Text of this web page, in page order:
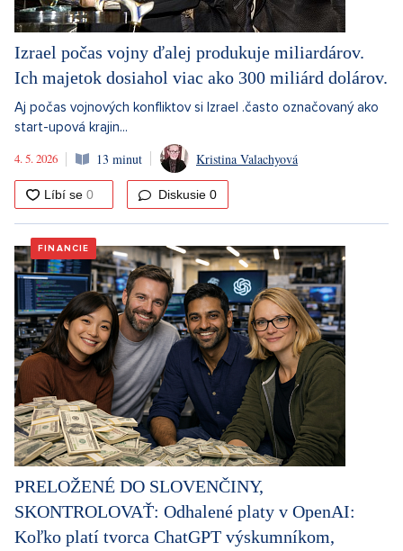
Izrael počas vojny ďalej produkuje miliardárov.
Ich majetok dosiahol viac ako 300 miliárd dolárov.
Aj počas vojnových konfliktov si Izrael .často označovaný ako
start-upová krajin...
4. 5. 2026
13 minut Kristina Valachyová
Diskusie 0
FINANCIE
PRELOŽENÉ DO SLOVENČINY,
SKONTROLOVAŤ: Odhalené platy v OpenAI:
Koľko platí tvorca ChatGPT výskumníkom,